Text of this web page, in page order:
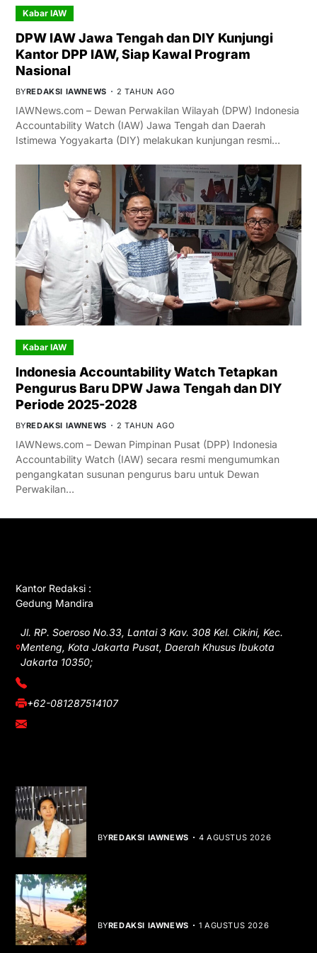
Kabar IAW
DPW IAW Jawa Tengah dan DIY Kunjungi
Kantor DPP IAW, Siap Kawal Program
Nasional
BYREDAKSI IAWNEWS 2 TAHUN AGO
IAWNews.com – Dewan Perwakilan Wilayah (DPW) Indonesia
Accountability Watch (IAW) Jawa Tengah dan Daerah
Istimewa Yogyakarta (DIY) melakukan kunjungan resmi…
Kabar IAW
Indonesia Accountability Watch Tetapkan
Pengurus Baru DPW Jawa Tengah dan DIY
Periode 2025-2028
BYREDAKSI IAWNEWS 2 TAHUN AGO
IAWNews.com – Dewan Pimpinan Pusat (DPP) Indonesia
Accountability Watch (IAW) secara resmi mengumumkan
pengangkatan susunan pengurus baru untuk Dewan
Perwakilan…
Kantor Redaksi :
Gedung Mandira
Jl. RP. Soeroso No.33, Lantai 3 Kav. 308 Kel. Cikini, Kec.
Menteng, Kota Jakarta Pusat, Daerah Khusus Ibukota
Jakarta 10350;
(021) 3908026
+62-081287514107
adm@iawnews.com
BYREDAKSI IAWNEWS 4 AGUSTUS 2026
BYREDAKSI IAWNEWS 1 AGUSTUS 2026